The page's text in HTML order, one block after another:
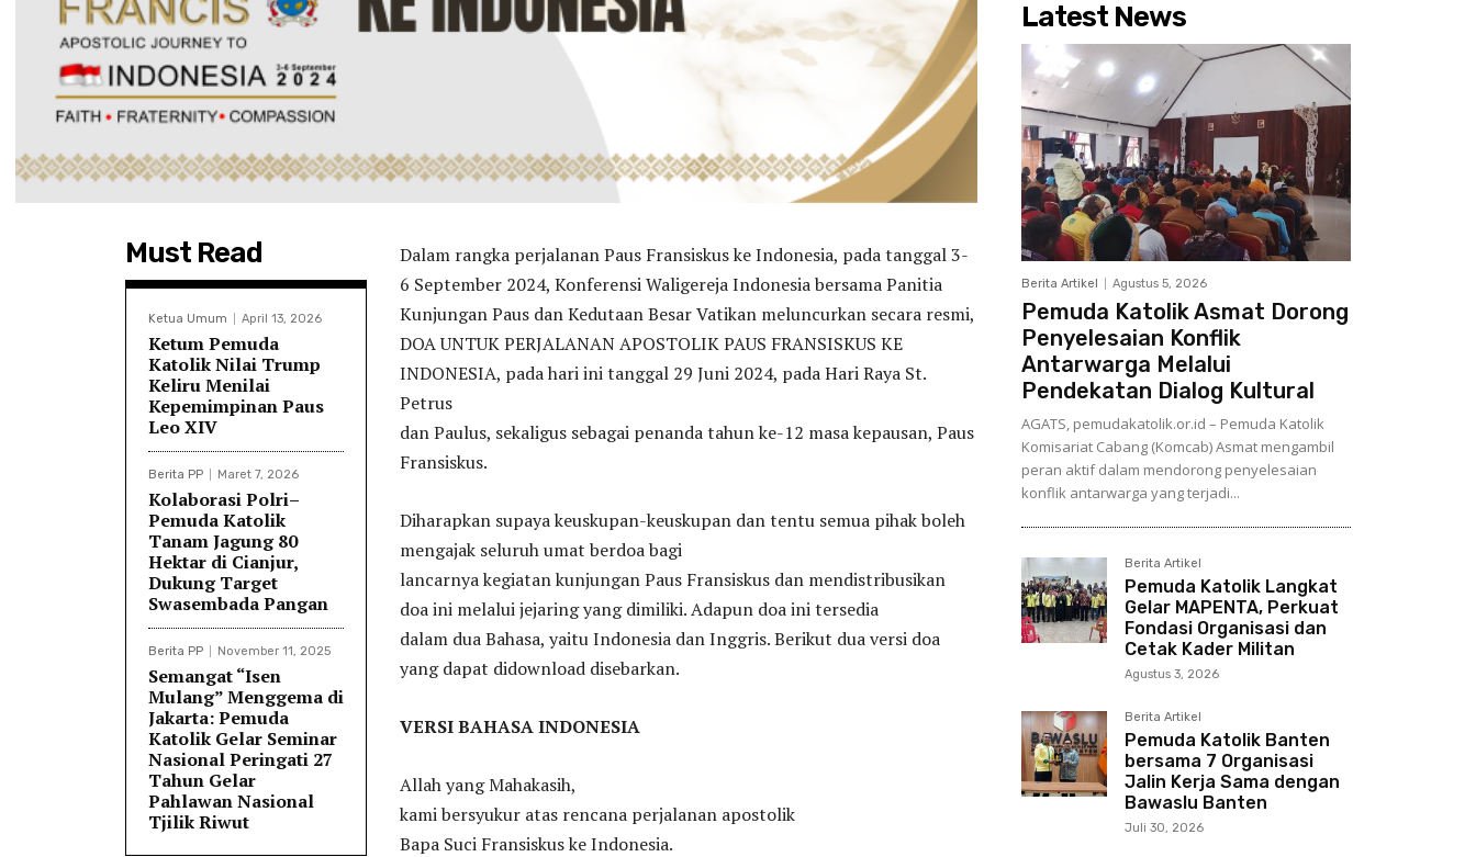
Must Read
Ketua Umum April 13, 2026
Ketum Pemuda
Katolik Nilai Trump
Keliru Menilai
Kepemimpinan Paus
Leo XIV
Berita PP Maret 7, 2026
Kolaborasi Polri–
Pemuda Katolik
Tanam Jagung 80
Hektar di Cianjur,
Dukung Target
Swasembada Pangan
Berita PP November 11, 2025
Semangat “Isen
Mulang” Menggema di
Jakarta: Pemuda
Katolik Gelar Seminar
Nasional Peringati 27
Tahun Gelar
Pahlawan Nasional
Tjilik Riwut
Dalam rangka perjalanan Paus Fransiskus ke Indonesia, pada tanggal 3-
6 September 2024, Konferensi Waligereja Indonesia bersama Panitia
Kunjungan Paus dan Kedutaan Besar Vatikan meluncurkan secara resmi,
DOA UNTUK PERJALANAN APOSTOLIK PAUS FRANSISKUS KE
INDONESIA, pada hari ini tanggal 29 Juni 2024, pada Hari Raya St.
Petrus
dan Paulus, sekaligus sebagai penanda tahun ke-12 masa kepausan, Paus
Fransiskus.
Diharapkan supaya keuskupan-keuskupan dan tentu semua pihak boleh
mengajak seluruh umat berdoa bagi
lancarnya kegiatan kunjungan Paus Fransiskus dan mendistribusikan
doa ini melalui jejaring yang dimiliki. Adapun doa ini tersedia
dalam dua Bahasa, yaitu Indonesia dan Inggris. Berikut dua versi doa
yang dapat didownload disebarkan.
VERSI BAHASA INDONESIA
Allah yang Mahakasih,
kami bersyukur atas rencana perjalanan apostolik
Bapa Suci Fransiskus ke Indonesia.
Latest News
Berita Artikel Agustus 5, 2026
Pemuda Katolik Asmat Dorong
Penyelesaian Konflik
Antarwarga Melalui
Pendekatan Dialog Kultural
AGATS, pemudakatolik.or.id – Pemuda Katolik
Komisariat Cabang (Komcab) Asmat mengambil
peran aktif dalam mendorong penyelesaian
konflik antarwarga yang terjadi...
Berita Artikel
Pemuda Katolik Langkat
Gelar MAPENTA, Perkuat
Fondasi Organisasi dan
Cetak Kader Militan
Agustus 3, 2026
Berita Artikel
Pemuda Katolik Banten
bersama 7 Organisasi
Jalin Kerja Sama dengan
Bawaslu Banten
Juli 30, 2026